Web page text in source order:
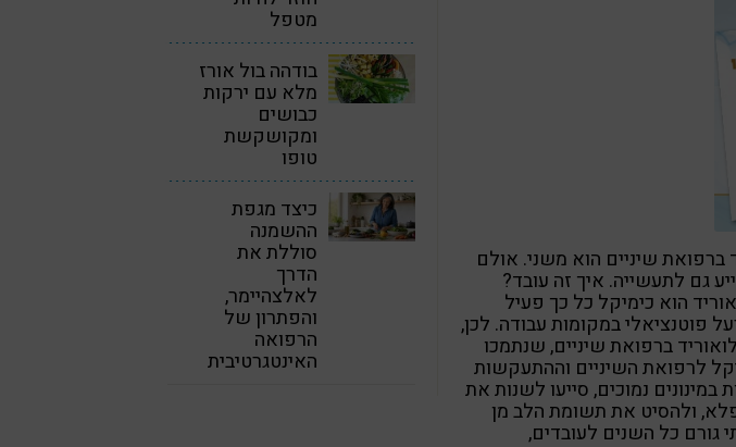
שיניים הוא משני. אולם
גם לתעשייה. איך זה עובד?
הוא כימיקל כל כך פעיל
פוטנציאלי במקומות עבודה. לכן,
ברפואת שיניים, שנתמכו
לרפואת השיניים וההתעקשות
נמוכים, סייעו לשנות את
ולהסיט את תשומת הלב מן
גורם כל השנים לעובדים,
מטפל
בודהה בול אורז
מלא עם ירקות
כבושים
ומקושקשת
טופו
כיצד מגפת
ההשמנה
סוללת את
הדרך
לאלצהיימר,
והפתרון של
הרפואה
האינטגרטיבית